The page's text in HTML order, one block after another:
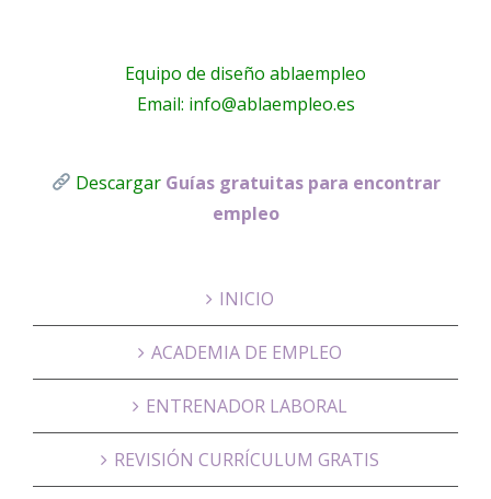
Equipo de diseño ablaempleo
Email: info@ablaempleo.es
Descargar Guías gratuitas para encontrar
empleo
INICIO
ACADEMIA DE EMPLEO
ENTRENADOR LABORAL
REVISIÓN CURRÍCULUM GRATIS